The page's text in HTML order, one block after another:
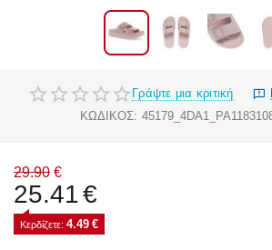
Γράψτε μια κριτική
ΚΩΔΙΚΟΣ:
29.90 €
25.41€
Κερδίζετε: 4.49 €